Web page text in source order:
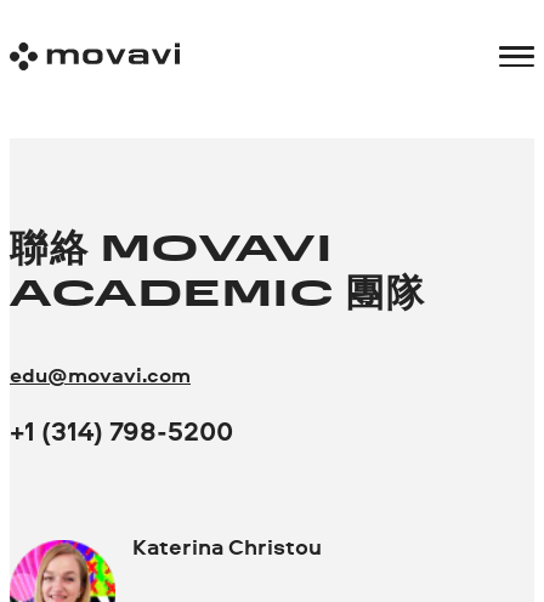
聯絡 MOVAVI
ACADEMIC 團隊
edu@movavi.com
+1 (314) 798-5200
Katerina Christou